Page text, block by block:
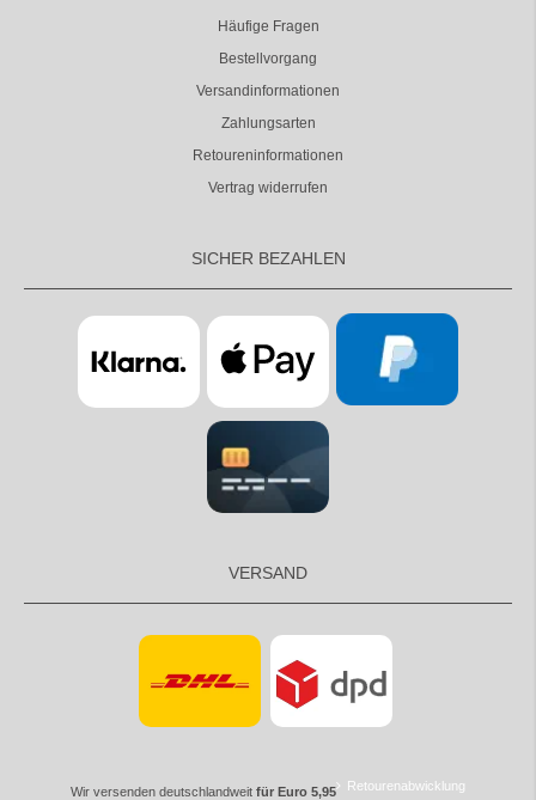
Häufige Fragen
Bestellvorgang
Versandinformationen
Zahlungsarten
Retoureninformationen
Vertrag widerrufen
SICHER BEZAHLEN
VERSAND
Wir versenden deutschlandweit für Euro 5,95 Retourenabwicklung